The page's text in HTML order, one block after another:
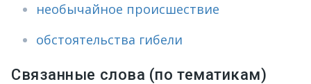
необычайное происшествие
обстоятельства гибели
Связанные слова (по тематикам)